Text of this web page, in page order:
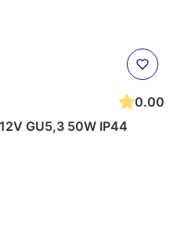
0.00
chrom 12V GU5,3 50W IP44